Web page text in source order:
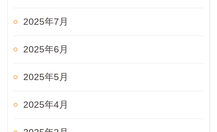
2025年7月
2025年6月
2025年5月
2025年4月